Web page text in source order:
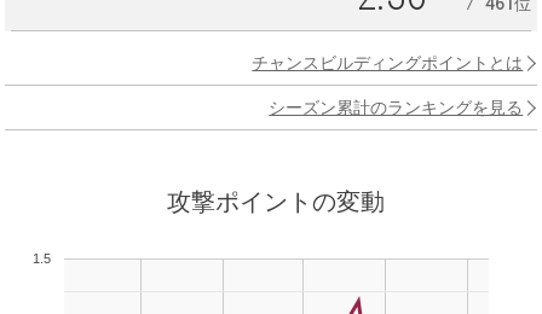
チャンスビルディングポイントとは
シーズン累計のランキングを見る
攻撃ポイントの変動
1.5